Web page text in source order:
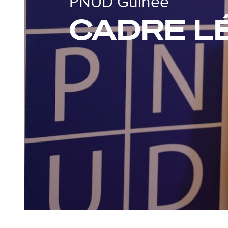
CADRE